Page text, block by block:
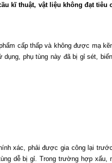
kĩ thuật, vật liệu không đạt
cấp thấp và không được mạ
phụ tùng này đã bị gỉ sét,
xác, phải được gia công lại
dễ bị gỉ. Trong trường hợp